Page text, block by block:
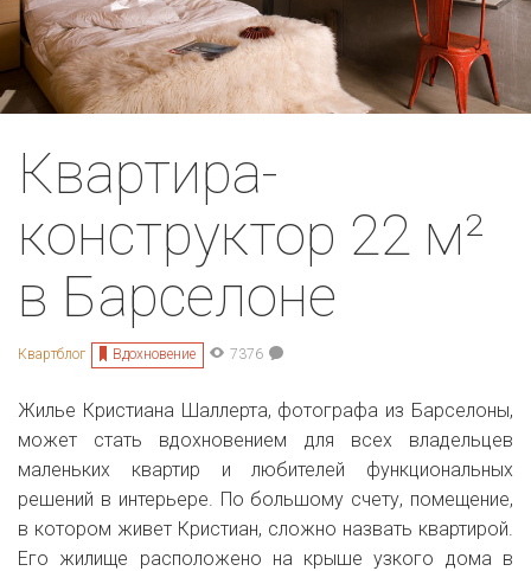
Квартира-
конструктор 22 м²
в Барселоне
Квартблог Вдохновение 7376
Жилье Кристиана Шаллерта, фотографа из Барселоны,
может стать вдохновением для всех владельцев
маленьких квартир и любителей функциональных
решений в интерьере. По большому счету, помещение,
в котором живет Кристиан, сложно назвать квартирой.
Его жилище расположено на крыше узкого дома в